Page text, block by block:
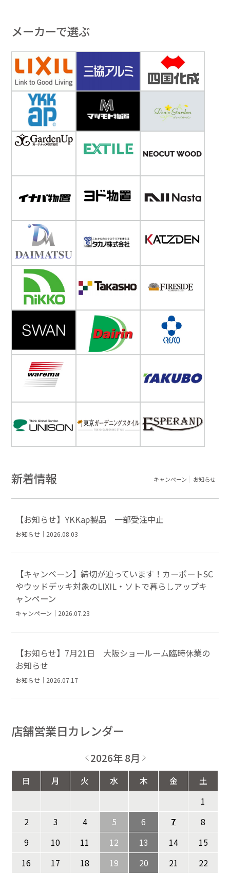
メーカーで選ぶ
新着情報 キャンペーン お知らせ
【お知らせ】YKKap製品 一部受注中止
お知らせ｜2026.08.03
【キャンペーン】締切が迫っています！カーポートSC
やウッドデッキ対象のLIXIL・ソトで暮らしアップキ
ャンペーン
キャンペーン｜2026.07.23
【お知らせ】7月21日 大阪ショールーム臨時休業の
お知らせ
お知らせ｜2026.07.17
店舗営業日カレンダー
2026年 8月
日 月 火 水 木 金
土
1
2
3 4 5 6 7
8
9
10 11 12 13 14
15
16
17 18 19 20 21
22